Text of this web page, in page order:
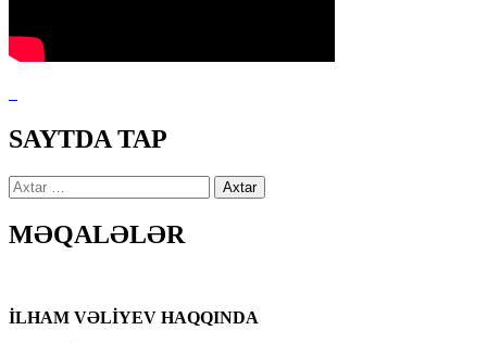
SAYTDA TAP
Axtarış:
MƏQALƏLƏR
İLHAM VƏLİYEV HAQQINDA